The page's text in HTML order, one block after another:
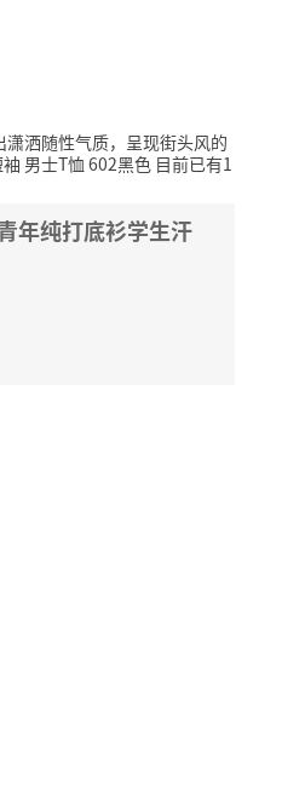
洒随性气质，呈现街头风的
男士T恤 602黑色 目前已有1
年纯打底衫学生汗